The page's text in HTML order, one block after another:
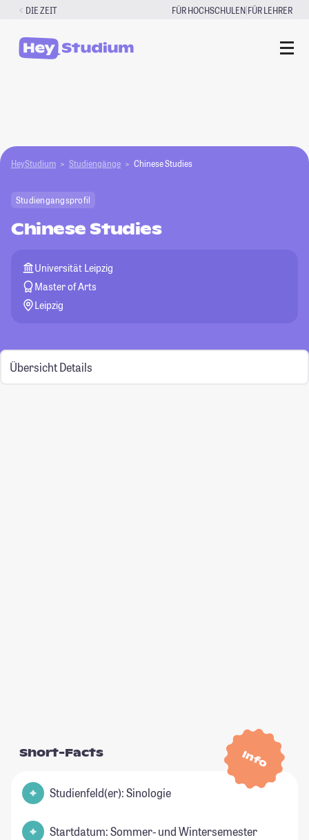
Zum
springen
DIE ZEIT FÜR HOCHSCHULEN|FÜR LEHRER
HeyStudium Studiengänge Chinese Studies
Studiengangsprofil
Chinese Studies
Universität Leipzig
Master of Arts
Leipzig
Übersicht Details
Info
Short-Facts
Studienfeld(er): Sinologie
Startdatum: Sommer- und Wintersemester